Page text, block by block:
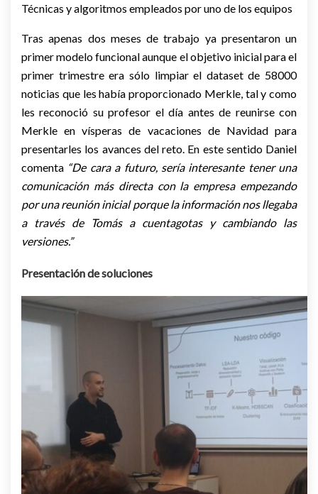
Técnicas y algoritmos empleados por uno de los equipos
Tras apenas dos meses de trabajo ya presentaron un
primer modelo funcional aunque el objetivo inicial para el
primer trimestre era sólo limpiar el dataset de 58000
noticias que les había proporcionado Merkle, tal y como
les reconoció su profesor el día antes de reunirse con
Merkle en vísperas de vacaciones de Navidad para
presentarles los avances del reto. En este sentido Daniel
comenta “De cara a futuro, sería interesante tener una
comunicación más directa con la empresa empezando
por una reunión inicial porque la información nos llegaba
a través de Tomás a cuentagotas y cambiando las
versiones.”
Presentación de soluciones